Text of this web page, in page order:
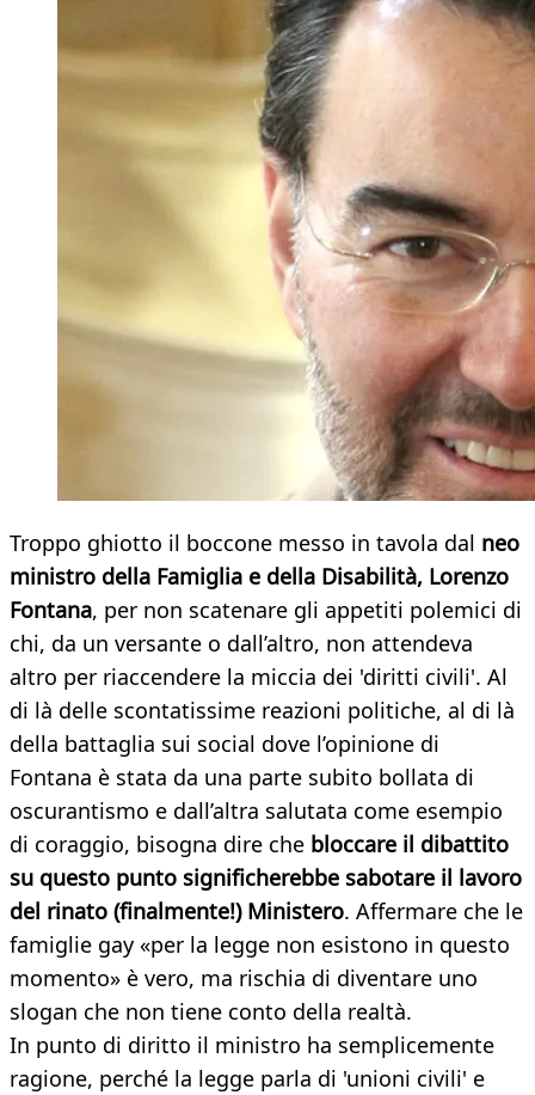
Troppo ghiotto il boccone messo in tavola dal neo
ministro della Famiglia e della Disabilità, Lorenzo
Fontana, per non scatenare gli appetiti polemici di
chi, da un versante o dall’altro, non attendeva
altro per riaccendere la miccia dei 'diritti civili'. Al
di là delle scontatissime reazioni politiche, al di là
della battaglia sui social dove l’opinione di
Fontana è stata da una parte subito bollata di
oscurantismo e dall’altra salutata come esempio
di coraggio, bisogna dire che bloccare il dibattito
su questo punto significherebbe sabotare il lavoro
del rinato (finalmente!) Ministero. Affermare che le
famiglie gay «per la legge non esistono in questo
momento» è vero, ma rischia di diventare uno
slogan che non tiene conto della realtà.
In punto di diritto il ministro ha semplicemente
ragione, perché la legge parla di 'unioni civili' e